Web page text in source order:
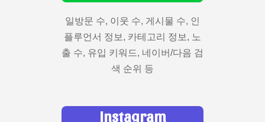
일방문 수, 이웃 수, 게시물 수, 인
플루언서 정보, 카테고리 정보, 노
출 수, 유입 키워드, 네이버/다음 검
색 순위 등
Instagram